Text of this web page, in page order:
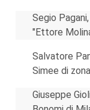
Segio
"Ettore
Salvatore
Simee di
Giuseppe